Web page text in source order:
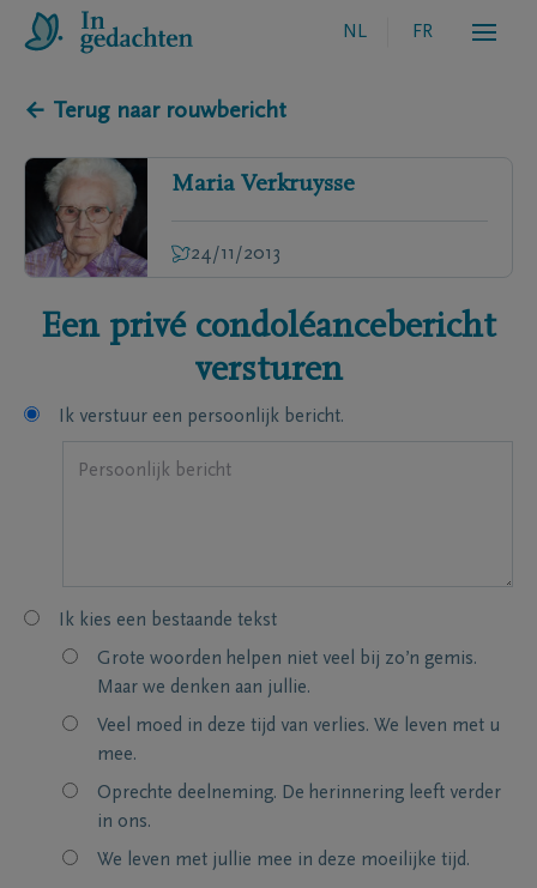
NL FR
← Terug naar rouwbericht
Maria Verkruysse
24/11/2013
Een privé condoléancebericht
versturen
Ik verstuur een persoonlijk bericht.
Ik kies een bestaande tekst
Grote woorden helpen niet veel bij zo’n gemis.
Maar we denken aan jullie.
Veel moed in deze tijd van verlies. We leven met u
mee.
Oprechte deelneming. De herinnering leeft verder
in ons.
We leven met jullie mee in deze moeilijke tijd.